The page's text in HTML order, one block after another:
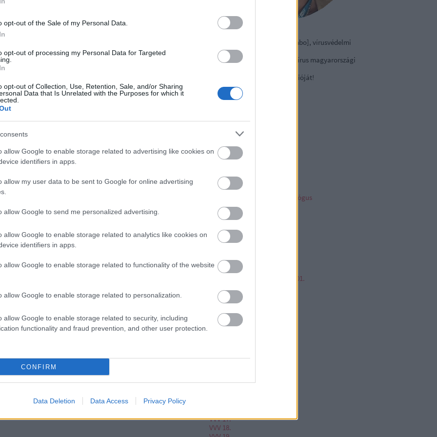
opt-out of the Sale of my Personal Data.
opt-out of processing my Personal Data for Targeted
opt-out of Collection, Use, Retention, Sale, and/or Sharing
Data that Is Unrelated with the Purposes for which it
allow Google to enable storage related to advertising like cookies on
identifiers in apps.
allow my user data to be sent to Google for online advertising
allow Google to send me personalized advertising.
allow Google to enable storage related to analytics like cookies on
identifiers in apps.
allow Google to enable storage related to functionality of the website
allow Google to enable storage related to personalization.
allow Google to enable storage related to security, including
functionality and fraud prevention, and other user protection.
CONFIRM
Data Deletion Data Access Privacy Policy
Tetszik
netcraft
[Rambo]
vagy egy régebbi dolog tovább csavarintása,
támadások elől húzodhatunk félre. A fősodor persze -
- mindig a pénzszerzés, ahogy most is. Ha Móra
TOVÁBB
citm middle
Csizmazia-Darab István [Rambo], vírusvédelmi
tanácsadó
Sicontact Kft., a NOD32 antivírus magyarországi
próbaverzióját!
Bsky
rambo archiv
Rambo archívum
other linkz
Appleblog
Deliága Éva gyermekpszichológus
Intelligens vagyonvédelem
Irány a tech
Koren Balázs
Pintér Zsolt @Mp3Pintyo
pcw cikkz
A Vírusok Varázslatos Világa 01.
VVV 03.
VVV 04.
VVV 05.
VVV 06.
VVV 10.
VVV 13.
VVV 17.
VVV 18.